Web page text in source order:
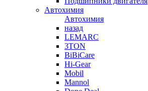
Автохимия
Автохимия
назад
LEMARC
3TON
BiBiCare
Hi-Gear
Mobil
Mannol